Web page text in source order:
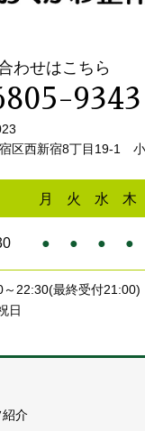
わせはこちら
9343
区西新宿8丁目19-1
月 火 水 木
● ● ● ●
22:30(最終受付21:00)
日
紹介